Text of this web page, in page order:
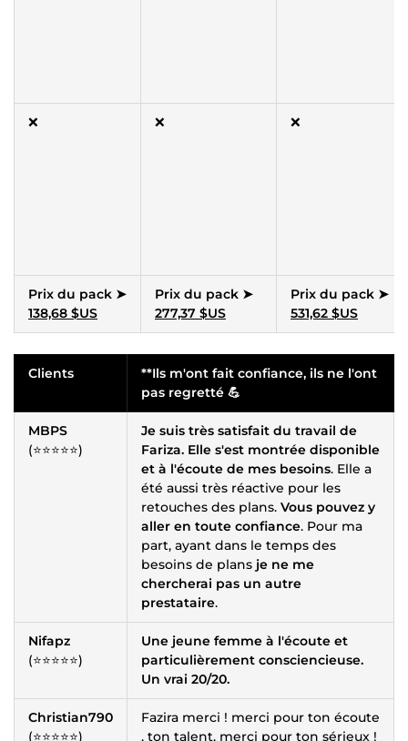
❌ ❌ ❌
Prix du pack ➤
138,68 $US
Prix du pack ➤
277,37 $US
Prix du pack ➤
531,62 $US
Clients
**Ils m'ont fait confiance, ils ne l'ont
pas regretté 💪
MBPS
(⭐⭐⭐⭐⭐)
Je suis très satisfait du travail de
Fariza. Elle s'est montrée disponible
et à l'écoute de mes besoins. Elle a
été aussi très réactive pour les
retouches des plans. Vous pouvez y
aller en toute confiance. Pour ma
part, ayant dans le temps des
besoins de plans je ne me
chercherai pas un autre
prestataire.
Nifapz
(⭐⭐⭐⭐⭐)
Une jeune femme à l'écoute et
particulièrement consciencieuse.
Un vrai 20/20.
Christian790
(⭐⭐⭐⭐⭐)
Fazira merci ! merci pour ton écoute
, ton talent, merci pour ton sérieux !